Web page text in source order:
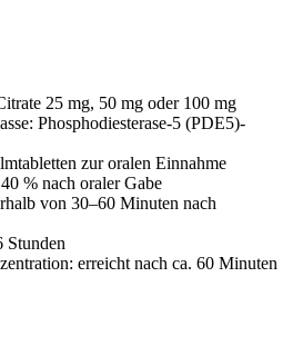
25 mg, 50 mg oder 100 mg
Phosphodiesterase-5 (PDE5)-
zur oralen Einnahme
% nach oraler Gabe
von 30–60 Minuten nach
Stunden
erreicht nach ca. 60 Minuten